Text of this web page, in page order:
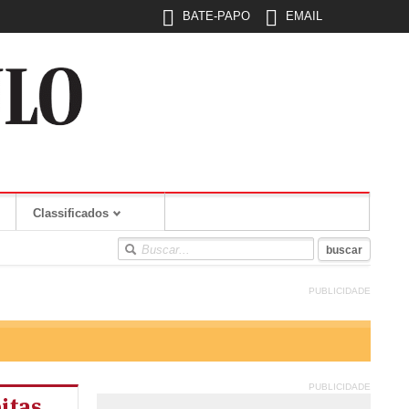
BATE-PAPO EMAIL
Classificados
PUBLICIDADE
PUBLICIDADE